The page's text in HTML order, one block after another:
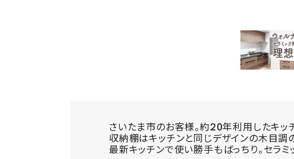
さいたま市のお客様。約20年利用したキッ
収納棚はキッチンと同じデザインの木目調
最新キッチンで使い勝手もばっちり。セラ